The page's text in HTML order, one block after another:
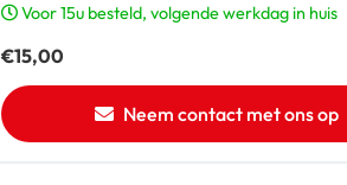
Voor 15u besteld, volgende werkdag in huis
€15,00
Neem contact met ons op